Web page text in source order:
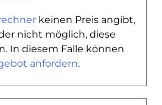
keinen Preis angibt,
nicht möglich, diese
In diesem Falle können
anfordern.